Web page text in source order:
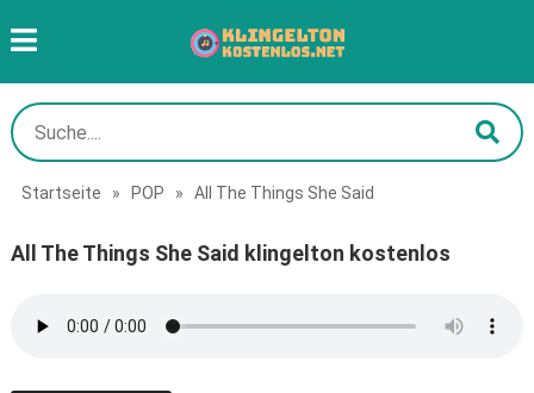
Startseite » POP » All The Things She Said
All The Things She Said klingelton kostenlos